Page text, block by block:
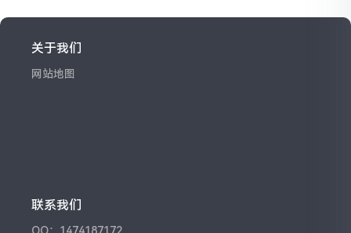
关于我们
网站地图
联系我们
QQ：1474187172